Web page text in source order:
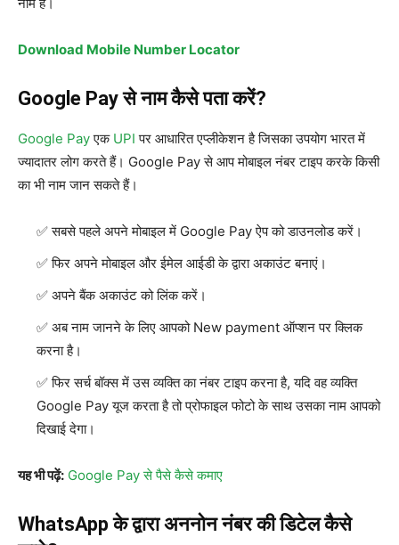
Download Mobile Number Locator
Google Pay से नाम कैसे पता करें?
Google Payएक UPI पर आधारित एप्लीकेशन है जिसका उपयोग भारत में
ज्यादातर लोग करते हैं। Google Pay से आप मोबाइल नंबर टाइप करके किसी
का भी नाम जान सकते हैं।
सबसे पहले अपने मोबाइल में Google Pay ऐप को डाउनलोड करें।
फिर अपने मोबाइल और ईमेल आईडी के द्वारा अकाउंट बनाएं।
अपने बैंक अकाउंट को लिंक करें।
अब नाम जानने के लिए आपको New payment ऑप्शन पर क्लिक
करना है।
फिर सर्च बॉक्स में उस व्यक्ति का नंबर टाइप करना है, यदि वह व्यक्ति
Google Pay यूज करता है तो प्रोफाइल फोटो के साथ उसका नाम आपको
दिखाई देगा।
यह भी पढ़ें: Google Pay से पैसे कैसे कमाए
WhatsApp के द्वारा अननोन नंबर की डिटेल कैसे